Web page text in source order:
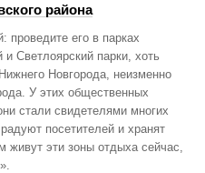
района
проведите его в парках
Светлоярский парки, хоть
Новгорода, неизменно
У этих общественных
стали свидетелями многих
посетителей и хранят
живут эти зоны отдыха сейчас,